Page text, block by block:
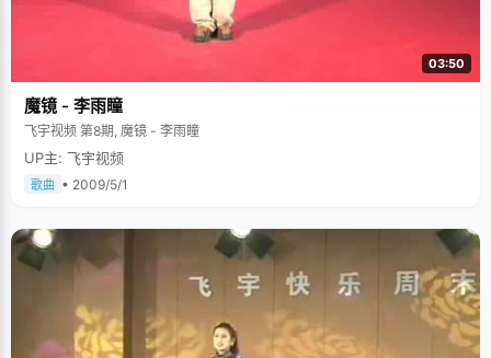
03:50
魔镜 - 李雨瞳
飞宇视频 第8期, 魔镜 - 李雨瞳
UP主: 飞宇视频
歌曲 • 2009/5/1